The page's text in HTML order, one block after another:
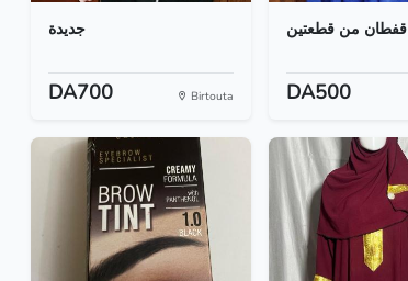
جديدة
DA700 Birtouta
قفطان من قطعتين
DA500